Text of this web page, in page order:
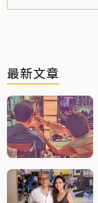
最新文章